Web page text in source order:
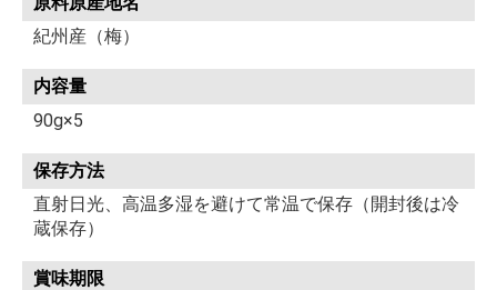
紀州産（梅）
内容量
90g×5
保存方法
直射日光、高温多湿を避けて常温で保存（開封後は冷
蔵保存）
賞味期限